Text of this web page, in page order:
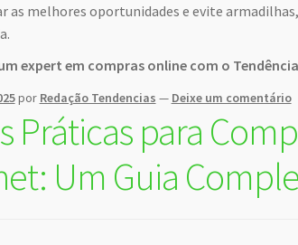
as melhores oportunidades e evite
expert em compras online com o
por Redação Tendencias — Deixe um comentário
Práticas para
Um Guia